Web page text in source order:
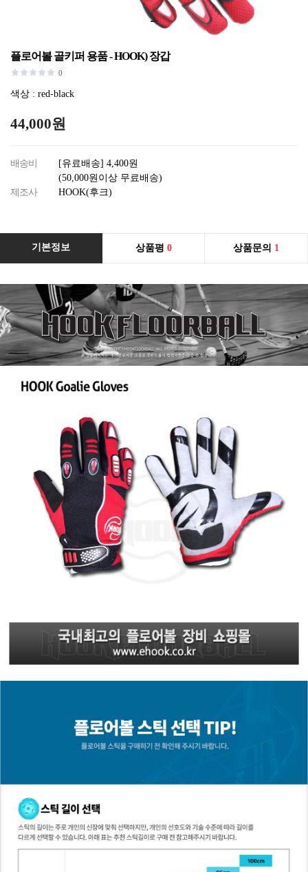
플로어볼 골키퍼 용품 - HOOK) 장갑
0
색상 : red-black
44,000원
배송비
[유료배송] 4,400원
(50,000원이상 무료배송)
제조사
HOOK(후크)
기본정보 상품평 0 상품문의 1